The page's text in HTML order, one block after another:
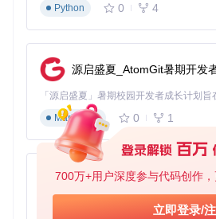
700万+用户深度参与代码创作
立即登录/
价值验证：用户真实收益
效率提升显著
根据用户反馈，使用knowledge-grab
均缩短了80%。以前需要2小时完成的
需24分钟就能完成，相当于每天多出
投入到教学准备或休息中。
学习体验优化
学生用户表示，通过knowledge-grab
Python
0 4
源启盛夏_AtomGit暑期开发
Markdown
0 1
py-xiaozhi